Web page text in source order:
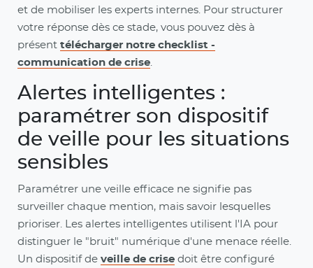
et de mobiliser les experts internes. Pour structurer
votre réponse dès ce stade, vous pouvez dès à
présent télécharger notre checklist -
communication de crise
Alertes intelligentes :
paramétrer son dispositif
de veille pour les situations
sensibles
Paramétrer une veille efficace ne signifie pas
surveiller chaque mention, mais savoir lesquelles
prioriser. Les alertes intelligentes utilisent l'IA pour
distinguer le "bruit" numérique d'une menace réelle.
Un dispositif de veille de crise doit être configuré